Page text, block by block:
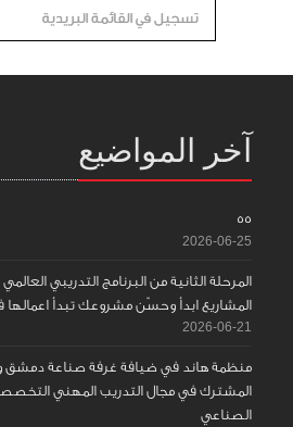
آخر المواضيع
55
2026-06-25
المرحلة الثانية من البرنامج التدريبي
المشاريع ابدأ وحسّن مشروعك تبدأ اعمالها
2026-06-21
منظمة هاند في ضيافة غرفة صناعة دمشق
المشترك في مجال التدريب المهني
الصناعي